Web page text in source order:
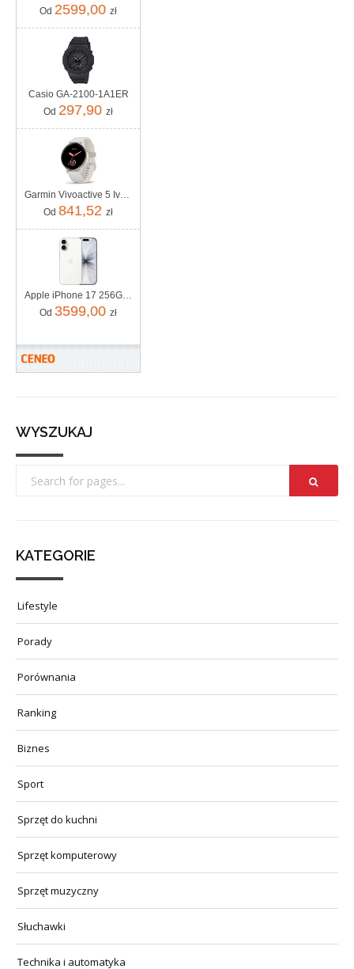
Od 2599,00 zł
Casio GA-2100-1A1ER
Od 297,90 zł
Garmin Vivoactive 5 Ivory (010-02862-11)
Od 841,52 zł
Apple iPhone 17 256GB Biały
Od 3599,00 zł
WYSZUKAJ
KATEGORIE
Lifestyle
Porady
Porównania
Ranking
Biznes
Sport
Sprzęt do kuchni
Sprzęt komputerowy
Sprzęt muzyczny
Słuchawki
Technika i automatyka